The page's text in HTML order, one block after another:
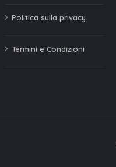
Politica sulla privacy
Termini e Condizioni